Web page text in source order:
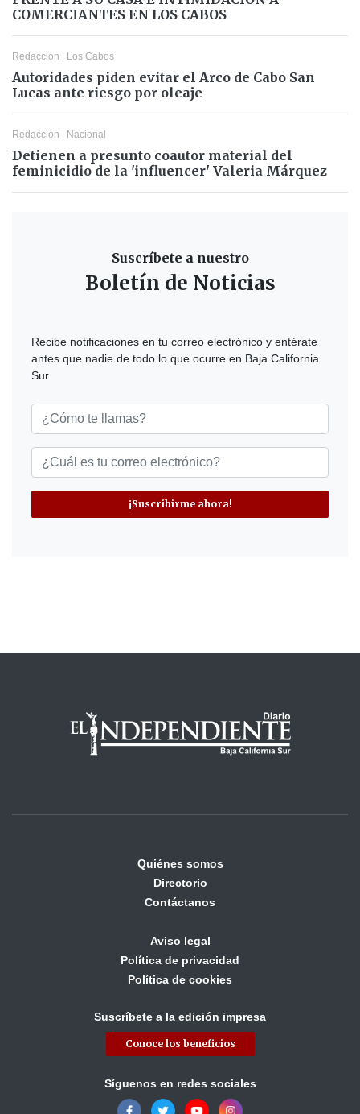
COMERCIANTES EN LOS CABOS
Redacción | Los Cabos
Autoridades piden evitar el Arco de Cabo San
Lucas ante riesgo por oleaje
Redacción | Nacional
Detienen a presunto coautor material del
feminicidio de la 'influencer' Valeria Márquez
Suscríbete a nuestro
Boletín de Noticias
Recibe notificaciones en tu correo electrónico y entérate
antes que nadie de todo lo que ocurre en Baja California
Sur.
¡Suscribirme ahora!
Quiénes somos
Directorio
Contáctanos
Aviso legal
Política de privacidad
Política de cookies
Suscríbete a la edición impresa
Conoce los beneficios
Síguenos en redes sociales